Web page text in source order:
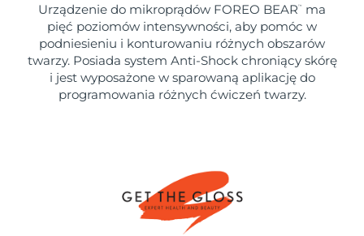
Urządzenie do mikroprądów FOREO BEAR ™
ma
pięć poziomów intensywności, aby pomóc w
podniesieniu i konturowaniu różnych obszarów
twarzy. Posiada system Anti-Shock chroniący skórę
i jest wyposażone w sparowaną aplikację do
programowania różnych ćwiczeń twarzy.